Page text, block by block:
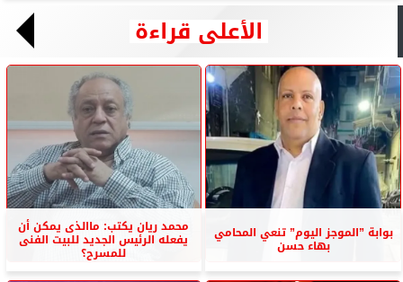
الأعلى قراءة
بوابة ”الموجز اليوم” تنعي المحامي
بهاء حسن
محمد ريان يكتب: ماالذى يمكن أن
يفعله الرئيس الجديد للبيت الفنى
للمسرح؟